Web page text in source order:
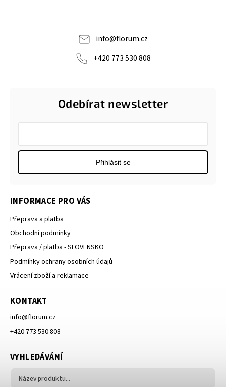
info@florum.cz
+420 773 530 808
Odebírat newsletter
Přihlásit se
INFORMACE PRO VÁS
Přeprava a platba
Obchodní podmínky
Přeprava / platba - SLOVENSKO
Podmínky ochrany osobních údajů
Vrácení zboží a reklamace
KONTAKT
info@florum.cz
+420 773 530 808
VYHLEDÁVÁNÍ